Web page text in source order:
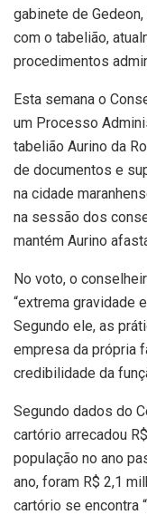
gabinete de
com o tabelião,
procedimentos
Esta semana o
um Processo
tabelião Aurino da
de documentos e
na cidade
na sessão dos
mantém Aurino
No voto, o
“extrema gravidade
Segundo ele, as
empresa da própria
credibilidade da
Segundo dados do
cartório arrecadou
população no ano
ano, foram R$ 2,1
cartório se encontra